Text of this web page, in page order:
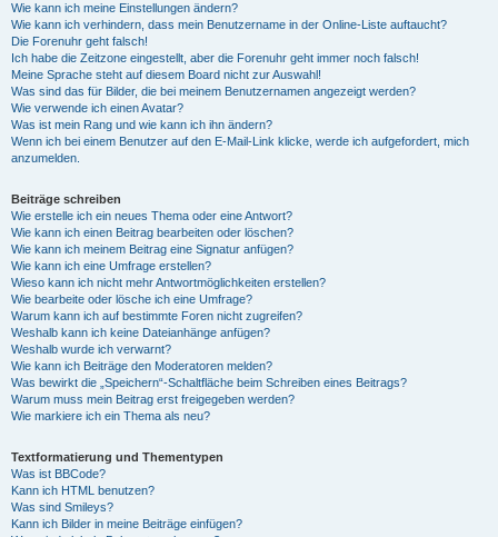
Wie kann ich meine Einstellungen ändern?
Wie kann ich verhindern, dass mein Benutzername in der Online-Liste auftaucht?
Die Forenuhr geht falsch!
Ich habe die Zeitzone eingestellt, aber die Forenuhr geht immer noch falsch!
Meine Sprache steht auf diesem Board nicht zur Auswahl!
Was sind das für Bilder, die bei meinem Benutzernamen angezeigt werden?
Wie verwende ich einen Avatar?
Was ist mein Rang und wie kann ich ihn ändern?
Wenn ich bei einem Benutzer auf den E-Mail-Link klicke, werde ich aufgefordert, mich
anzumelden.
Beiträge schreiben
Wie erstelle ich ein neues Thema oder eine Antwort?
Wie kann ich einen Beitrag bearbeiten oder löschen?
Wie kann ich meinem Beitrag eine Signatur anfügen?
Wie kann ich eine Umfrage erstellen?
Wieso kann ich nicht mehr Antwortmöglichkeiten erstellen?
Wie bearbeite oder lösche ich eine Umfrage?
Warum kann ich auf bestimmte Foren nicht zugreifen?
Weshalb kann ich keine Dateianhänge anfügen?
Weshalb wurde ich verwarnt?
Wie kann ich Beiträge den Moderatoren melden?
Was bewirkt die „Speichern“-Schaltfläche beim Schreiben eines Beitrags?
Warum muss mein Beitrag erst freigegeben werden?
Wie markiere ich ein Thema als neu?
Textformatierung und Thementypen
Was ist BBCode?
Kann ich HTML benutzen?
Was sind Smileys?
Kann ich Bilder in meine Beiträge einfügen?